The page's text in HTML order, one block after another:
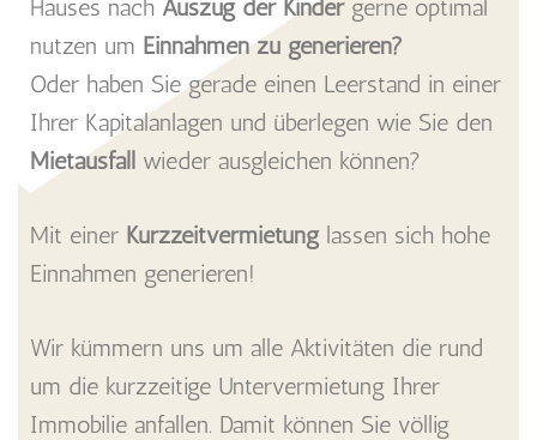
Hauses nach Auszug der Kindergerne optimal
nutzen um Einnahmen zu generieren?
Oder haben Sie gerade einen Leerstand in einer
Ihrer Kapitalanlagen und überlegen wie Sie den
Mietausfall wieder ausgleichen können?
Mit einer Kurzzeitvermietunglassen sich hohe
Einnahmen generieren!
Wir kümmern uns um alle Aktivitäten die rund
um die kurzzeitige Untervermietung Ihrer
Immobilie anfallen. Damit können Sie völlig